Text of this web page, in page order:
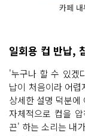
카페
일회용 컵 반납,
'누구나 할 수 있겠
납이 처음이라 어
상세한 설명 덕분에
자체적으로 컵을
끈' 하는 소리는 내